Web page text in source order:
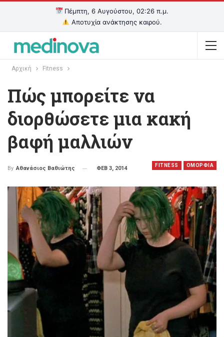
Πέμπτη, 6 Αυγούστου, 02:26 π.μ.
Αποτυχία ανάκτησης καιρού.
Αρχική Fitness
Πώς μπορείτε να
διορθώσετε μια κακή
βαφή μαλλιών
FITNESS OΜΟΡΦΙΑ
By Αθανάσιος Βαθιώτης ΦΕΒ 3, 2014